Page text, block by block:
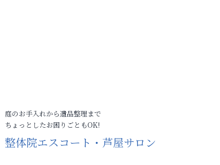
庭のお手入れから遺品整理まで
ちょっとしたお困りごともOK!
整体院エスコート・芦屋サロン